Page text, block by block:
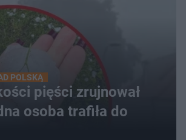
POLSKĄ
pięści zrujnował
osoba trafiła do